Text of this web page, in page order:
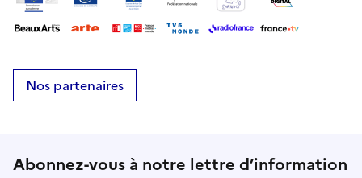
Nos partenaires
Abonnez-vous à notre lettre d’information